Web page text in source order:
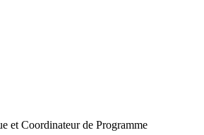
et Coordinateur de Programme